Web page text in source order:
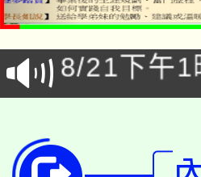
「本色祭
場熱烈登
8/21下午1
徵才活動
YOUNG
局官網。